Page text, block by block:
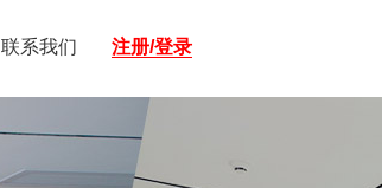
联系我们 注册/登录